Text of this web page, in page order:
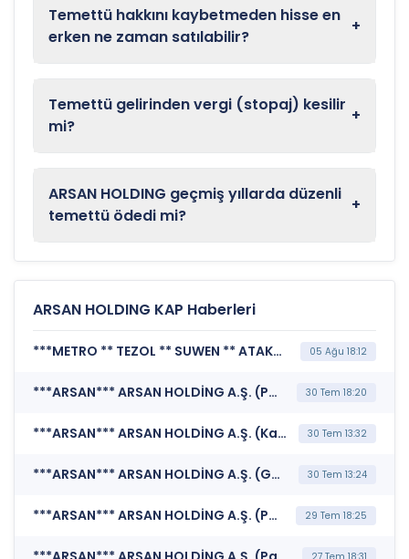
Temettü hakkını kaybetmeden hisse en
erken ne zaman satılabilir?
+
Temettü gelirinden vergi (stopaj) kesilir
mi?
+
ARSAN HOLDING geçmiş yıllarda düzenli
temettü ödedi mi?
+
ARSAN HOLDING KAP Haberleri
***METRO ** TEZOL ** SUWEN ** ATAKP ** ULUFA ** EKIM ** AKSGY ** PRKME ** TRALT ** GEREL ** BOSSA ** ARSAN ** BORSK*** BORSA İSTANBUL A.Ş. (BIST Pay Endeksleri) 05 Ağu 18:12
***ARSAN*** ARSAN HOLDİNG A.Ş. (Payların Geri Alınmasına İlişkin Bildirim) 30 Tem 18:20
***ARSAN*** ARSAN HOLDİNG A.Ş. (Kar Payı Dağıtım İşlemlerine İlişkin Bildirim) 30 Tem 13:32
***ARSAN*** ARSAN HOLDİNG A.Ş. (Genel Kurul İşlemlerine İlişkin Bildirim) 30 Tem 13:24
***ARSAN*** ARSAN HOLDİNG A.Ş. (Payların Geri Alınmasına İlişkin Bildirim) 29 Tem 18:25